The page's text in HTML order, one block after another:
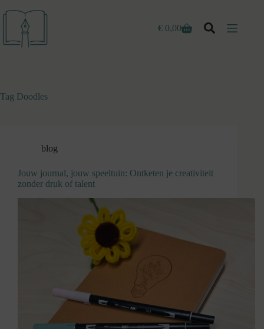
naar
inhoud
Winkelwagen
€ 0,00
Tag Doodles
blog
Jouw journal, jouw speeltuin: Ontketen je creativiteit
zonder druk of talent